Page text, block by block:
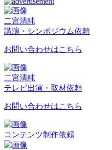
二宮清純
講演・シンポジウム依頼
お問い合わせはこちら
二宮清純
テレビ出演・取材依頼
お問い合わせはこちら
コンテンツ制作依頼